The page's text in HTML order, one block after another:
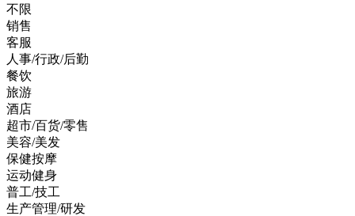
不限
销售
客服
人事/行政/后勤
餐饮
旅游
酒店
超市/百货/零售
美容/美发
保健按摩
运动健身
普工/技工
生产管理/研发